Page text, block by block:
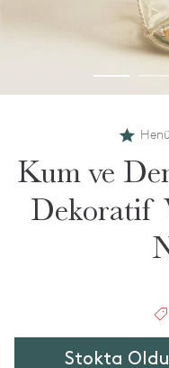
Kum ve
Dekoratif
Stokta